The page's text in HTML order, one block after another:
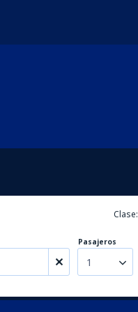
Clase:
Pasajeros
1